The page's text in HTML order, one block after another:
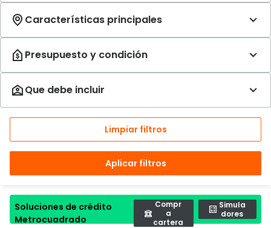
Limpiar filtros
Aplicar filtros
Soluciones de crédito
Metrocuadrado
Compr
a
cartera
Simula
dores